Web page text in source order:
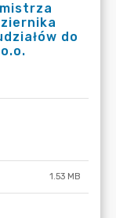
do
1.53 MB